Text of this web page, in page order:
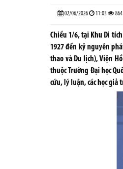
02/06/2026 11:03 864
Chiều 1/6, tại Khu Di
1927 đến kỷ nguyên
thao và Du lịch), Viện
thuộc Trường Đại học
cứu, lý luận, các học giả